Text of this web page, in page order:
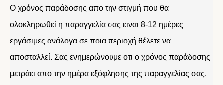
Ο χρόνος παράδοσης απο την στιγμή που θα
ολοκληρωθεί η παραγγελία σας ειναι 8-12 ημέρες
εργάσιμες ανάλογα σε ποια περιοχή θέλετε να
αποσταλλεί. Σας ενημερώνουμε οτι ο χρόνος παράδοσης
μετράει απο την ημέρα εξόφλησης της παραγγελίας σας.